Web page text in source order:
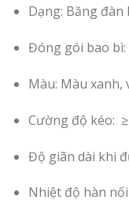
Dạng: Băng đàn
Đóng gói bao bì:
Màu: Màu xanh,
Cường độ kéo:
Độ giãn dài khi
Nhiệt độ hàn